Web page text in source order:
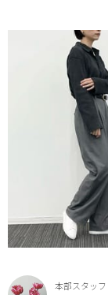
本部スタッフ